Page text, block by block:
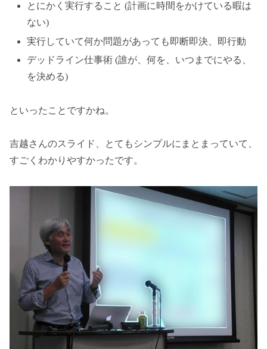
とにかく実行すること (計画に時間をかけている暇は
ない)
実行していて何か問題があっても即断即決、即行動
デッドライン仕事術 (誰が、何を、いつまでにやる、
を決める)
といったことですかね。
吉越さんのスライド、とてもシンプルにまとまっていて、
すごくわかりやすかったです。